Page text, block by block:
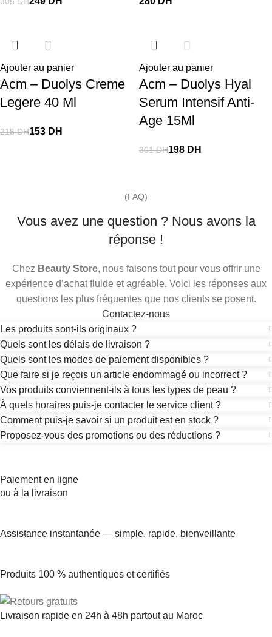
Ajouter au panier
Acm – Duolys Creme
Legere 40 Ml
215DH153 DH
Ajouter au panier
Acm – Duolys Hyal
Serum Intensif Anti-
Age 15Ml
301DH198 DH
(FAQ)
Vous avez une question ? Nous avons la
réponse !
Chez Beauty Store, nous faisons tout pour vous offrir une
expérience d’achat fluide et agréable. Voici les réponses aux
questions les plus fréquentes que nos clients se posent.
Contactez-nous
Les produits sont-ils originaux ?
Quels sont les délais de livraison ?
Quels sont les modes de paiement disponibles ?
Que faire si je reçois un article endommagé ou incorrect ?
Vos produits conviennent-ils à tous les types de peau ?
À quels horaires puis-je contacter le service client ?
Comment puis-je savoir si un produit est en stock ?
Proposez-vous des promotions ou des réductions ?
Paiement en ligne
ou à la livraison
Assistance instantanée — simple, rapide, bienveillante
Produits 100 % authentiques et certifiés
Livraison rapide en 24h à 48h partout au Maroc